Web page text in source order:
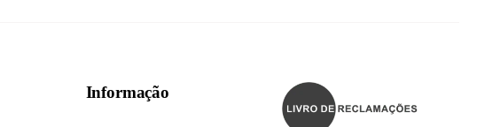
Informação